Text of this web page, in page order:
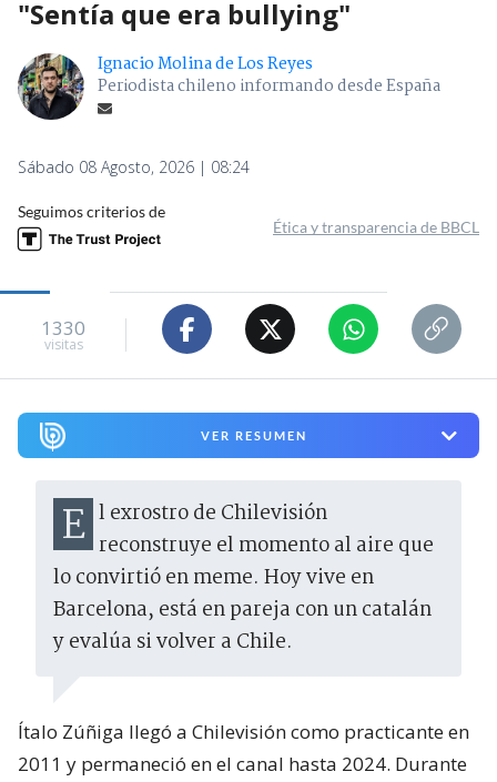
"Sentía que era bullying"
Ignacio Molina de Los Reyes
Periodista chileno informando desde España
Sábado 08 Agosto, 2026 | 08:24
Seguimos criterios de
Ética y transparencia de BBCL
1330
visitas
VER RESUMEN
El exrostro de Chilevisión reconstruye el momento al aire que
lo convirtió en meme. Hoy vive en
Barcelona, está en pareja con un catalán
y evalúa si volver a Chile.
Ítalo Zúñiga llegó a Chilevisión como practicante en
2011 y permaneció en el canal hasta 2024. Durante